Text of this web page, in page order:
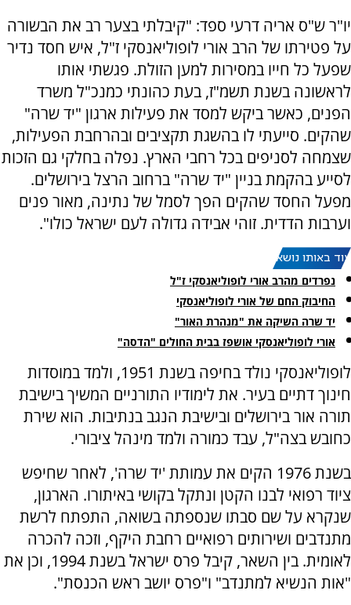
יו"ר ש"ס אריה דרעי ספד: "קיבלתי בצער רב את הבשורה
על פטירתו של הרב אורי לופוליאנסקי ז"ל, איש חסד נדיר
שפעל כל חייו במסירות למען הזולת. פגשתי אותו
לראשונה בשנת תשמ"ז, בעת כהונתי כמנכ"ל משרד
הפנים, כאשר ביקש למסד את פעילות ארגון "יד שרה"
שהקים. סייעתי לו בהשגת תקציבים ובהרחבת הפעילות,
שצמחה לסניפים בכל רחבי הארץ. נפלה בחלקי גם הזכות
לסייע בהקמת בניין "יד שרה" ברחוב הרצל בירושלים.
מפעל החסד שהקים הפך לסמל של נתינה, מאור פנים
וערבות הדדית. זוהי אבידה גדולה לעם ישראל כולו".
עוד באותו נושא:
נפרדים מהרב אורי לופוליאנסקי ז"ל
החיבוק החם של אורי לופוליאנסקי
יד שרה השיקה את "מנהרת האור"
אורי לופוליאנסקי אושפז בבית החולים "הדסה"
לופוליאנסקי נולד בחיפה בשנת 1951, ולמד במוסדות
חינוך דתיים בעיר. את לימודיו התורניים המשיך בישיבת
תורה אור בירושלים ובישיבת הנגב בנתיבות. הוא שירת
כחובש בצה"ל, עבד כמורה ולמד מינהל ציבורי.
בשנת 1976 הקים את עמותת 'יד שרה', לאחר שחיפש
ציוד רפואי לבנו הקטן ונתקל בקושי באיתורו. הארגון,
שנקרא על שם סבתו שנספתה בשואה, התפתח לרשת
מתנדבים ושירותים רפואיים רחבת היקף, וזכה להכרה
לאומית. בין השאר, קיבל פרס ישראל בשנת 1994, וכן את
"אות הנשיא למתנדב" ו"פרס יושב ראש הכנסת".